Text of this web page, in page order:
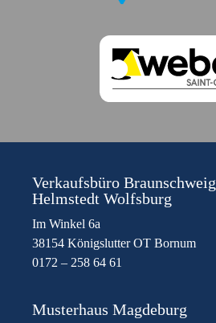
Verkaufsbüro Braunschweig
Helmstedt Wolfsburg
Im Winkel 6a
38154 Königslutter OT Bornum
0172 – 258 64 61
Musterhaus Magdeburg